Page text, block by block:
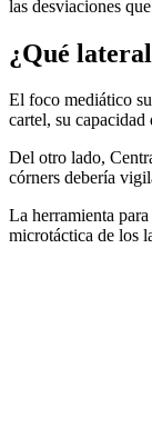
las desviaciones
¿Qué
El foco mediático
cartel, su
Del otro lado,
córners debería
La herramienta
microtáctica de los